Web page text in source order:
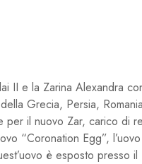
II e la Zarina Alexandra
Grecia, Persia,
il nuovo Zar, carico di
“Coronation Egg”,
è esposto presso